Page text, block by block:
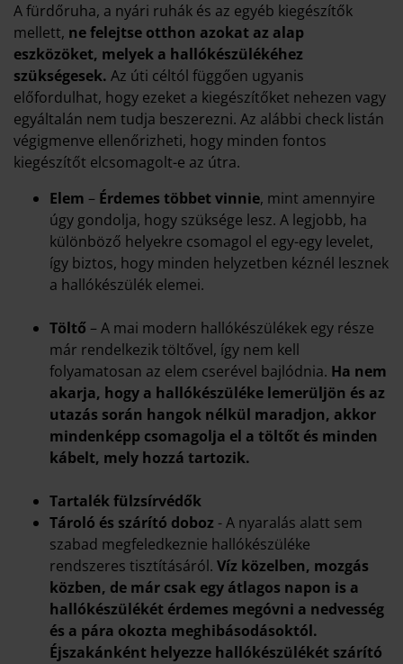
A fürdőruha, a nyári ruhák és az egyéb kiegészítők
mellett, ne felejtse otthon azokat az alap
eszközöket, melyek a hallókészülékéhez
szükségesek. Az úti céltól függően ugyanis
előfordulhat, hogy ezeket a kiegészítőket nehezen vagy
egyáltalán nem tudja beszerezni. Az alábbi check listán
végigmenve ellenőrizheti, hogy minden fontos
kiegészítőt elcsomagolt-e az útra.
Elem – Érdemes többet vinnie, mint amennyire
úgy gondolja, hogy szüksége lesz. A legjobb, ha
különböző helyekre csomagol el egy-egy levelet,
így biztos, hogy minden helyzetben kéznél lesznek
a hallókészülék elemei.
Töltő – A mai modern hallókészülékek egy része
már rendelkezik töltővel, így nem kell
folyamatosan az elem cserével bajlódnia. Ha nem
akarja, hogy a hallókészüléke lemerüljön és az
utazás során hangok nélkül maradjon, akkor
mindenképp csomagolja el a töltőt és minden
kábelt, mely hozzá tartozik.
Tartalék fülzsírvédők
Tároló és szárító doboz - A nyaralás alatt sem
szabad megfeledkeznie hallókészüléke
rendszeres tisztításáról. Víz közelben, mozgás
közben, de már csak egy átlagos napon is a
hallókészülékét érdemes megóvni a nedvesség
és a pára okozta meghibásodásoktól.
Éjszakánként helyezze hallókészülékét szárító